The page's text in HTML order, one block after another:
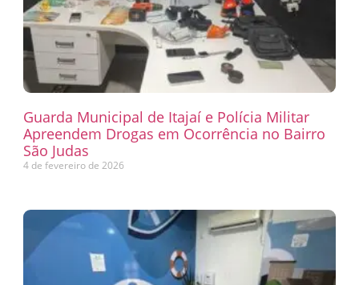
Guarda Municipal de Itajaí e Polícia Militar
Apreendem Drogas em Ocorrência no Bairro
São Judas
4 de fevereiro de 2026